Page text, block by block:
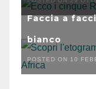
Faccia a
bianco
POSTED ON 10